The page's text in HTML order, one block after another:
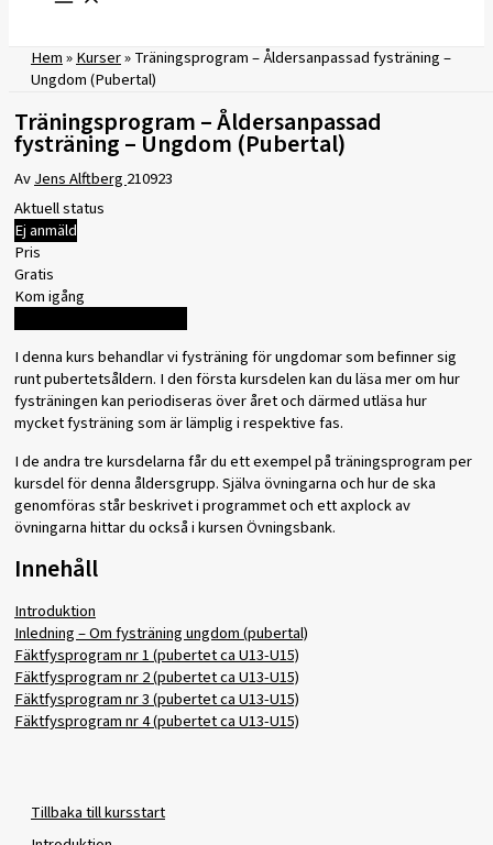
Hem»Kurser»Träningsprogram – Åldersanpassad fysträning –
Ungdom (Pubertal)
Träningsprogram – Åldersanpassad
fysträning – Ungdom (Pubertal)
AvJens Alftberg210923
Aktuell status
Ej anmäld
Pris
Gratis
Kom igång
I denna kurs behandlar vi fysträning för ungdomar som befinner sig
runt pubertetsåldern. I den första kursdelen kan du läsa mer om hur
fysträningen kan periodiseras över året och därmed utläsa hur
mycket fysträning som är lämplig i respektive fas.
I de andra tre kursdelarna får du ett exempel på träningsprogram per
kursdel för denna åldersgrupp. Själva övningarna och hur de ska
genomföras står beskrivet i programmet och ett axplock av
övningarna hittar du också i kursen Övningsbank.
Innehåll
Introduktion
Inledning – Om fysträning ungdom (pubertal)
Fäktfysprogram nr 1 (pubertet ca U13-U15)
Fäktfysprogram nr 2 (pubertet ca U13-U15)
Fäktfysprogram nr 3 (pubertet ca U13-U15)
Fäktfysprogram nr 4 (pubertet ca U13-U15)
Tillbaka till kursstart